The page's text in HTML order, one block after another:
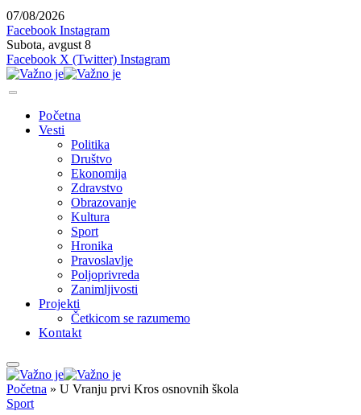
07/08/2026
Facebook Instagram
Subota, avgust 8
Facebook X (Twitter) Instagram
Početna
Vesti
Politika
Društvo
Ekonomija
Zdravstvo
Obrazovanje
Kultura
Sport
Hronika
Pravoslavlje
Poljoprivreda
Zanimljivosti
Projekti
Četkicom se razumemo
Kontakt
Početna » U Vranju prvi Kros osnovnih škola
Sport